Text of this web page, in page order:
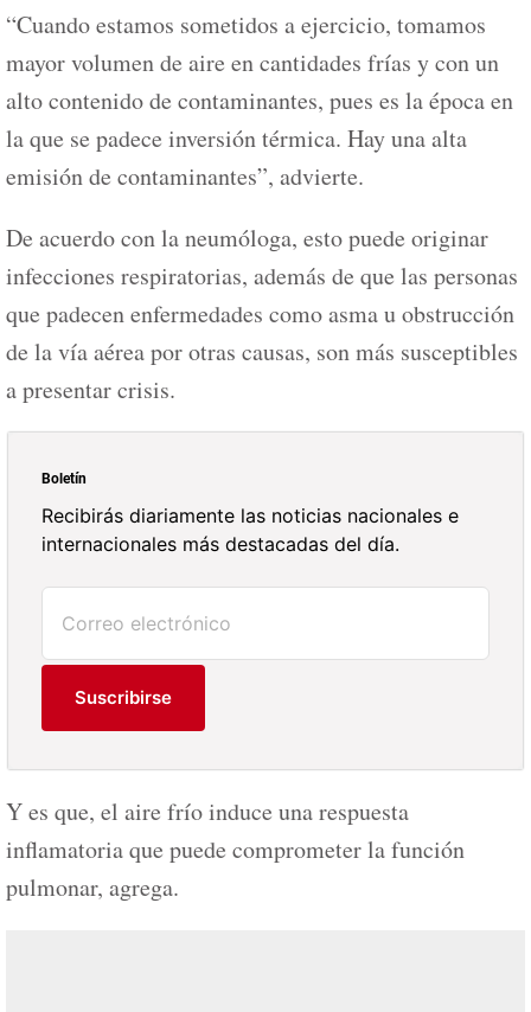
“Cuando estamos sometidos a ejercicio, tomamos
mayor volumen de aire en cantidades frías y con un
alto contenido de contaminantes, pues es la época en
la que se padece inversión térmica. Hay una alta
emisión de contaminantes”, advierte.
De acuerdo con la neumóloga, esto puede originar
infecciones respiratorias, además de que las personas
que padecen enfermedades como asma u obstrucción
de la vía aérea por otras causas, son más susceptibles
a presentar crisis.
Boletín
Recibirás diariamente las noticias nacionales e
internacionales más destacadas del día.
Suscribirse
Y es que, el aire frío induce una respuesta
inflamatoria que puede comprometer la función
pulmonar, agrega.